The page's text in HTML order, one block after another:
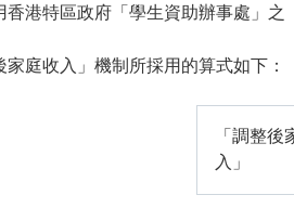
香港特區政府「學生資助辦事處」之
家庭收入」機制所採用的算式如下：
「調整後
入」